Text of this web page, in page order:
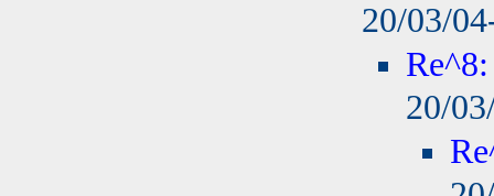
20/03/
20/